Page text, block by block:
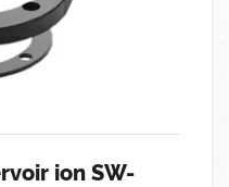
ion SW-